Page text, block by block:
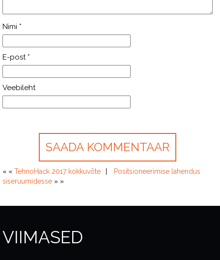
Nimi *
E-post *
Veebileht
« « TehnoHack 2017 kokkuvõte
Positsioneerimise lahendus
siseruumidesse » »
VIIMASED